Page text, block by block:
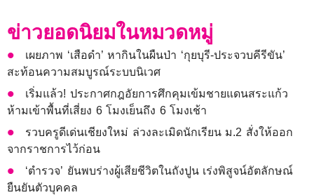
ข่าวยอดนิยมในหมวดหมู่
เผยภาพ ‘เสือดำ’ หากินในผืนป่า ‘กุยบุรี-ประจวบคีรีขัน’
สะท้อนความสมบูรณ์ระบบนิเวศ
เริ่มแล้ว! ประกาศกฎอัยการศึกคุมเข้มชายแดนสระแก้ว
ห้ามเข้าพื้นที่เสี่ยง 6 โมงเย็นถึง 6 โมงเช้า
รวบครูดีเด่นเชียงใหม่ ล่วงละเมิดนักเรียน ม.2 สั่งให้ออก
จากราชการไว้ก่อน
‘ตำรวจ’ ยันพบร่างผู้เสียชีวิตในถังปูน เร่งพิสูจน์อัตลักษณ์
ยืนยันตัวบุคคล